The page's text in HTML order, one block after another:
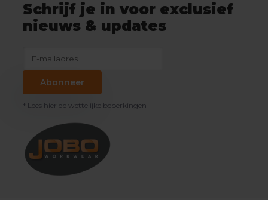
Schrijf je in voor exclusief
nieuws & updates
Abonneer
* Lees hier de wettelijke beperkingen